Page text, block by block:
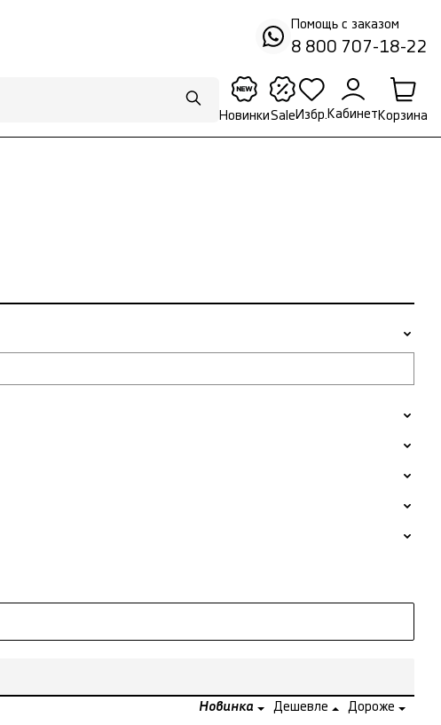
Помощь с заказом
8 800 707-18-22
НовинкиSale Избр. Кабинет Корзина
Новинка Дешевле Дороже